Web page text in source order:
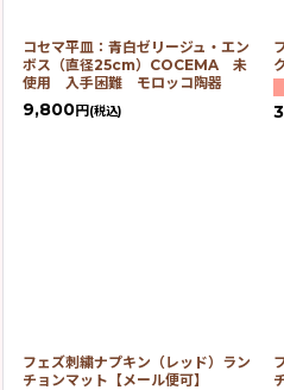
コセマ平皿：青白ゼリージュ・エン
ボス（直径25cm）COCEMA 未
使用 入手困難 モロッコ陶器
9,800円(税込)
フェズ刺繍ナプキン（レッド）ラン
チョンマット【メール便可】